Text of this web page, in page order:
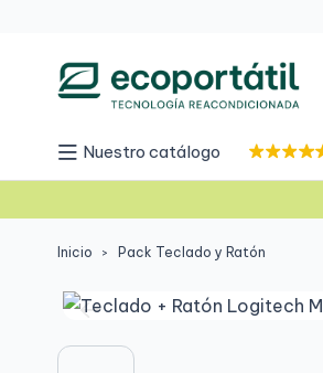
Nuestro catálogo
Inicio Pack Teclado y Ratón